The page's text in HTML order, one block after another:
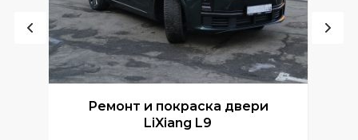
Ремонт и покраска двери
LiXiang L9